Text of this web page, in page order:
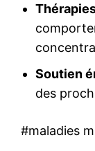
Soutien
des
#maladies